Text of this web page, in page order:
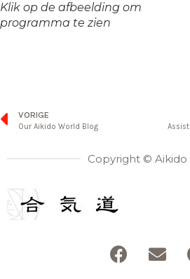
Klik op de afbeelding om
programma te zien
VORIGE
Our Aikido World Blog
Copyright © Aikido